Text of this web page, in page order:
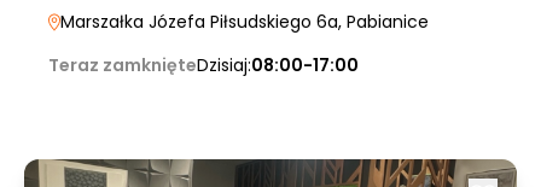
Marszałka Józefa Piłsudskiego 6a, Pabianice
Teraz zamknięteDzisiaj:08:00-17:00